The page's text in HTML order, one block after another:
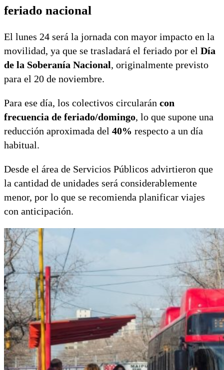
feriado nacional
El lunes 24 será la jornada con mayor impacto en la
movilidad, ya que se trasladará el feriado por el Día
de la Soberanía Nacional, originalmente previsto
para el 20 de noviembre.
Para ese día, los colectivos circularán con
frecuencia de feriado/domingo, lo que supone una
reducción aproximada del 40% respecto a un día
habitual.
Desde el área de Servicios Públicos advirtieron que
la cantidad de unidades será considerablemente
menor, por lo que se recomienda planificar viajes
con anticipación.